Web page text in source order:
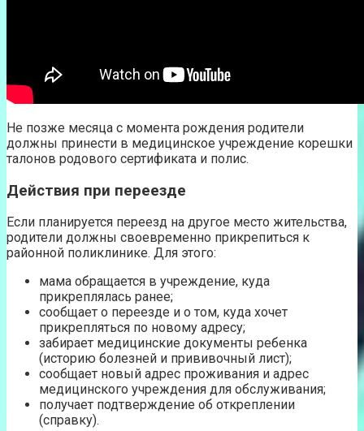
Не позже месяца с момента рождения родители
должны принести в медицинское учреждение корешки
талонов родового сертификата и полис.
Действия при переезде
Если планируется переезд на другое место жительства,
родители должны своевременно прикрепиться к
районной поликлинике. Для этого:
мама обращается в учреждение, куда
прикреплялась ранее;
сообщает о переезде и о том, куда хочет
прикрепляться по новому адресу;
забирает медицинские документы ребенка
(историю болезней и прививочный лист);
сообщает новый адрес проживания и адрес
медицинского учреждения для обслуживания;
получает подтверждение об откреплении
(справку).